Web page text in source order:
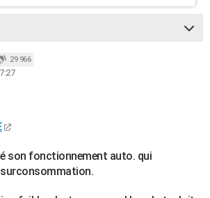
29 966
son fonctionnement auto. qui
surconsommation.